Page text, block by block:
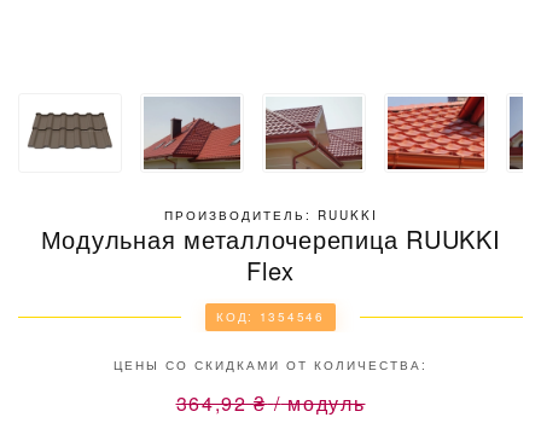
ПРОИЗВОДИТЕЛЬ: RUUKKI
Модульная металлочерепица RUUKKI
Flex
КОД: 1354546
ЦЕНЫ СО СКИДКАМИ ОТ КОЛИЧЕСТВА:
364,92₴ /модуль